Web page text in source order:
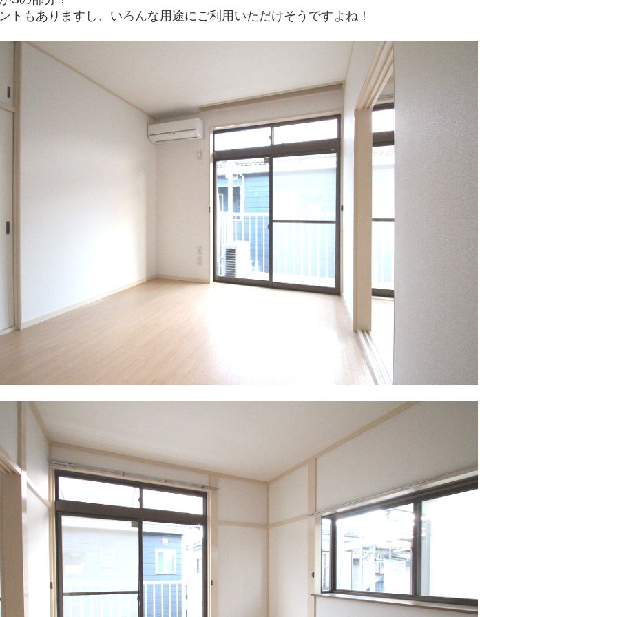
トもありますし、いろんな用途にご利用いただけそうですよね！